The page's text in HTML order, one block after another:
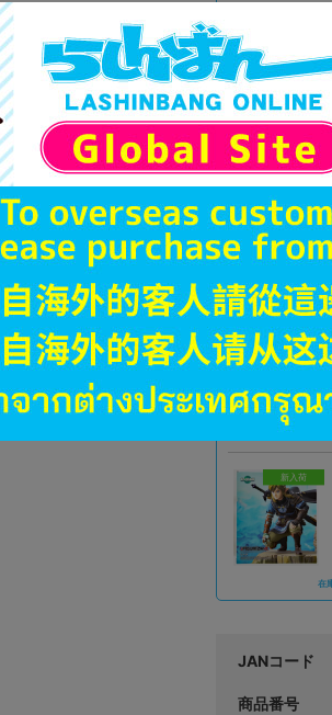
在
新入荷
新入荷
在
JANコード
商品番号